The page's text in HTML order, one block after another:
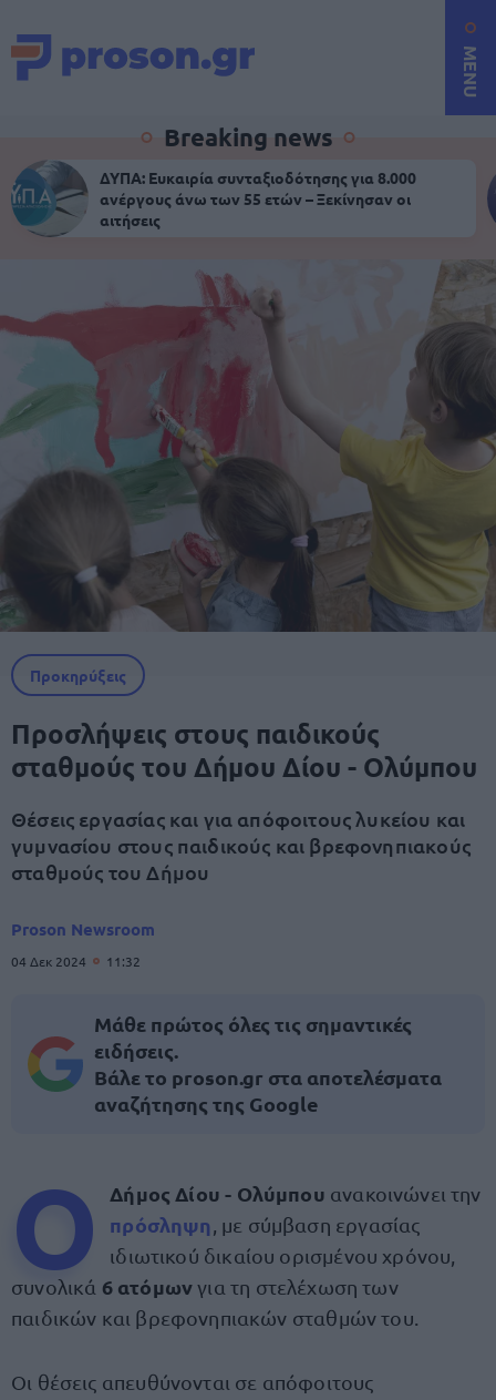
MENU
Breaking news
ΔΥΠΑ: Ευκαιρία συνταξιοδότησης για 8.000
ανέργους άνω των 55 ετών – Ξεκίνησαν οι
αιτήσεις
Προκηρύξεις
Προσλήψεις στους παιδικούς
σταθμούς του Δήμου Δίου - Ολύμπου
Θέσεις εργασίας και για απόφοιτους λυκείου και
γυμνασίου στους παιδικούς και βρεφονηπιακούς
σταθμούς του Δήμου
Proson Newsroom
04 Δεκ 2024 11:32
Μάθε πρώτος όλες τις σημαντικές
ειδήσεις.
Βάλε το proson.gr στα αποτελέσματα
αναζήτησης της Google
Ο Δήμος Δίου - Ολύμπου ανακοινώνει την
πρόσληψη , με σύμβαση εργασίας
ιδιωτικού δικαίου ορισμένου χρόνου,
συνολικά 6 ατόμωνγια τη στελέχωση των
παιδικών και βρεφονηπιακών σταθμών του.
Οι θέσεις απευθύνονται σε απόφοιτους